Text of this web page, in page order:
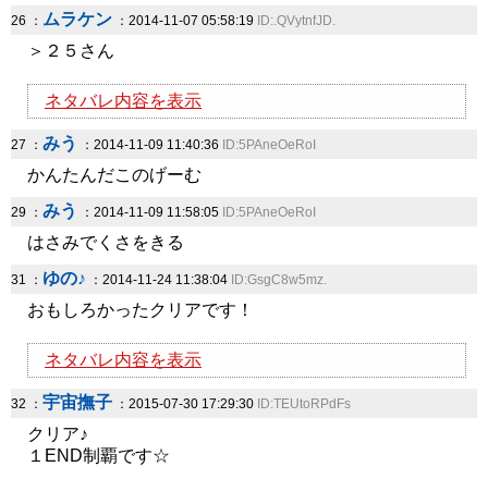
26 ： ムラケン ：2014-11-07 05:58:19 ID:.QVytnfJD.
＞２５さん
ネタバレ内容を表示
27 ： みう ：2014-11-09 11:40:36 ID:5PAneOeRoI
かんたんだこのげーむ
29 ： みう ：2014-11-09 11:58:05 ID:5PAneOeRoI
はさみでくさをきる
31 ： ゆの♪ ：2014-11-24 11:38:04 ID:GsgC8w5mz.
おもしろかったクリアです！
ネタバレ内容を表示
32 ： 宇宙撫子 ：2015-07-30 17:29:30 ID:TEUtoRPdFs
クリア♪
１END制覇です☆